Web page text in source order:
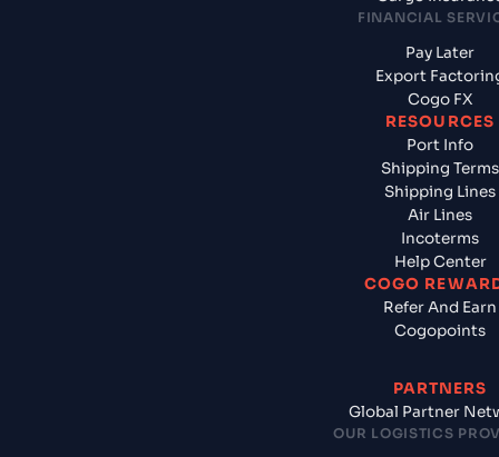
FINANCIAL
Pay Later
Export
Cogo FX
RESOURCES
Port Info
Shipping Terms
Shipping Lines
Air Lines
Incoterms
Help Center
COGO
Refer And Earn
Cogopoints
PARTNERS
Global Partner
OUR LOGISTICS